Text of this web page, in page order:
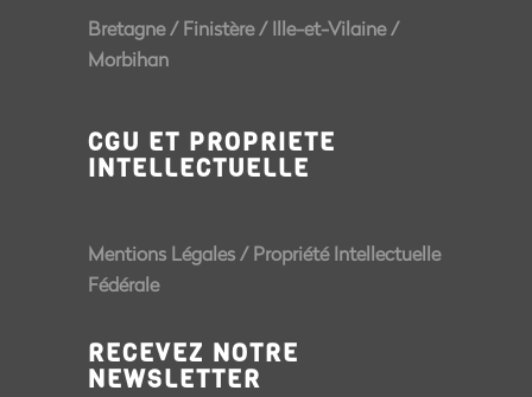
Bretagne/Finistère/Ille-et-Vilaine/
Morbihan
CGU ET PROPRIETE
INTELLECTUELLE
Mentions Légales/Propriété Intellectuelle
Fédérale
RECEVEZ NOTRE
NEWSLETTER